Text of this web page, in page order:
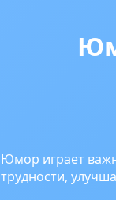
Юмор играет
трудности,